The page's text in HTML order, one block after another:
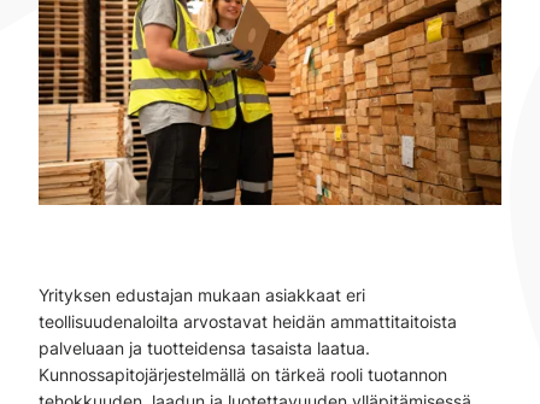
Yrityksen edustajan mukaan asiakkaat eri
teollisuudenaloilta arvostavat heidän ammattitaitoista
palveluaan ja tuotteidensa tasaista laatua.
Kunnossapitojärjestelmällä on tärkeä rooli tuotannon